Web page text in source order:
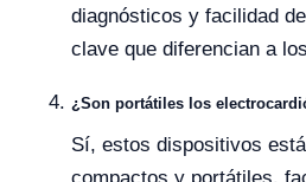
diagnósticos y facilidad
clave que diferencian a
¿Son portátiles los
Sí, estos dispositivos